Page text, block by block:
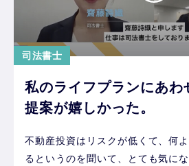
司法書士
私のライフプランにあわ
提案が嬉しかった。
不動産投資はリスクが低くて、何
るというのを聞いて、とても気にな